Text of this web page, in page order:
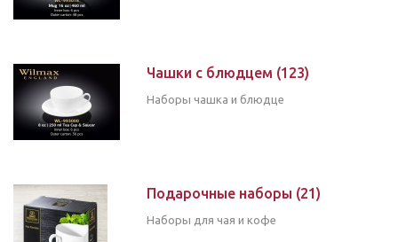
Чашки с блюдцем (123)
Наборы чашка и блюдце
Подарочные наборы (21)
Наборы для чая и кофе